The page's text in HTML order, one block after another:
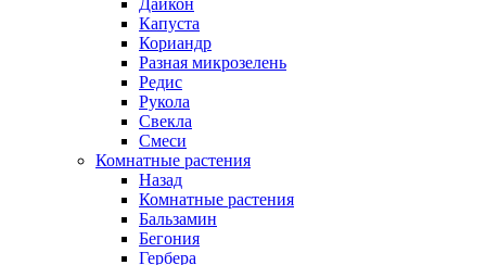
Дайкон
Капуста
Кориандр
Разная микрозелень
Редис
Рукола
Свекла
Смеси
Комнатные растения
Назад
Комнатные растения
Бальзамин
Бегония
Гербера